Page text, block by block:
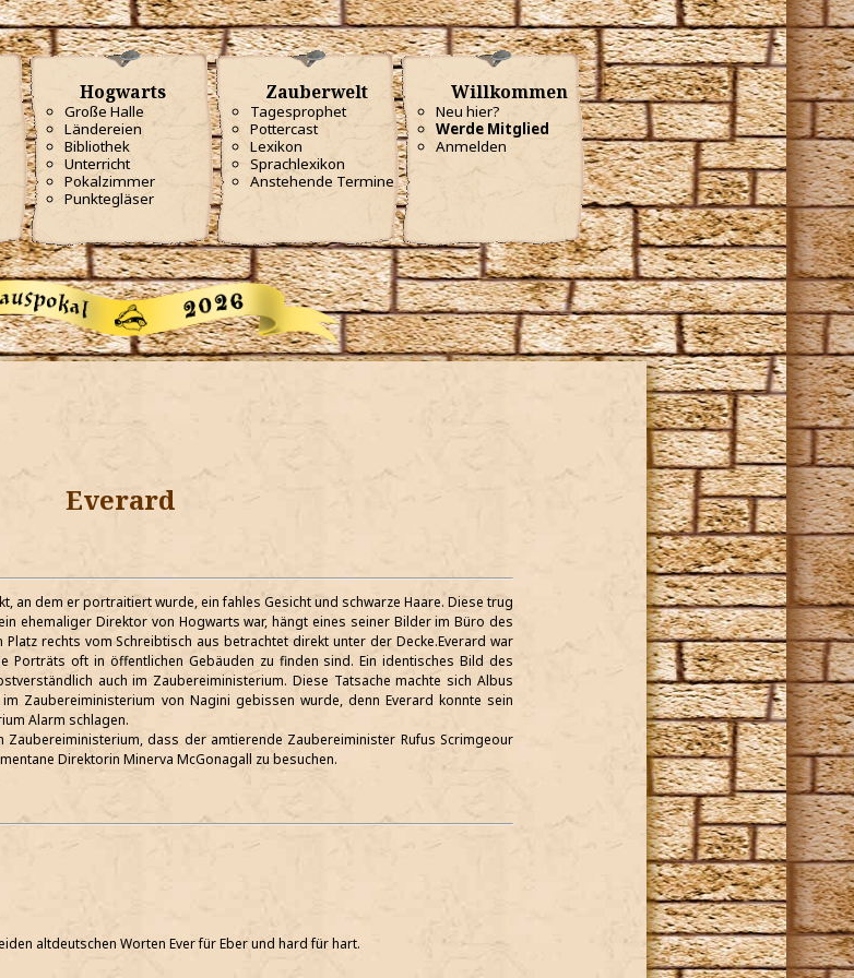
Hogwarts
Große Halle
Ländereien
Bibliothek
Unterricht
Pokalzimmer
Punktegläser
Zauberwelt
Tagesprophet
Pottercast
Lexikon
Sprachlexikon
Anstehende Termine
Willkommen
Neu hier?
Werde Mitglied
Anmelden
Everard
an dem er portraitiert wurde, ein fahles Gesicht und schwarze Haare. Diese trug
ehemaliger Direktor von Hogwarts war, hängt eines seiner Bilder im Büro des
rechts vom Schreibtisch aus betrachtet direkt unter der Decke.Everard war
Porträts oft in öffentlichen Gebäuden zu finden sind. Ein identisches Bild des
auch im Zaubereiministerium. Diese Tatsache machte sich Albus
Zaubereiministerium von Nagini gebissen wurde, denn Everard konnte sein
Alarm schlagen.
Zaubereiministerium, dass der amtierende Zaubereiminister Rufus Scrimgeour
Direktorin Minerva McGonagall zu besuchen.
altdeutschen Worten Ever für Eber und hard für hart.